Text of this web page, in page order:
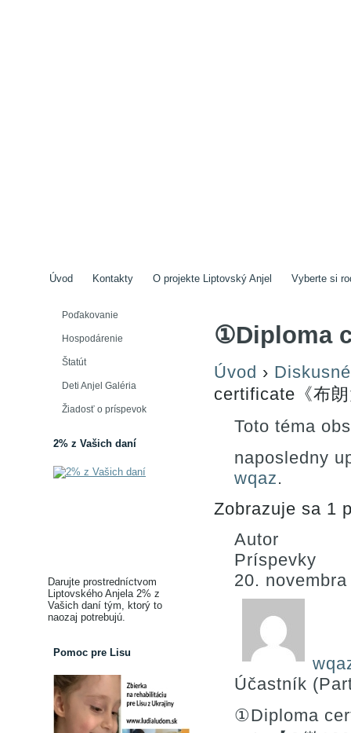
Úvod Kontakty O projekte Liptovský Anjel Vyberte si
Poďakovanie
Hospodárenie
Štatút
Deti Anjel Galéria
Žiadosť o príspevok
2% z Vašich daní
Darujte prostredníctvom
Liptovského Anjela 2% z
Vašich daní tým, ktorý to
naozaj potrebujú.
Pomoc pre Lisu
①Diploma
Úvod ›
certificate《布
Toto téma
naposledny
wqaz.
Zobrazuje sa 1
Autor
Príspevky
20.
Účastník
①Diploma